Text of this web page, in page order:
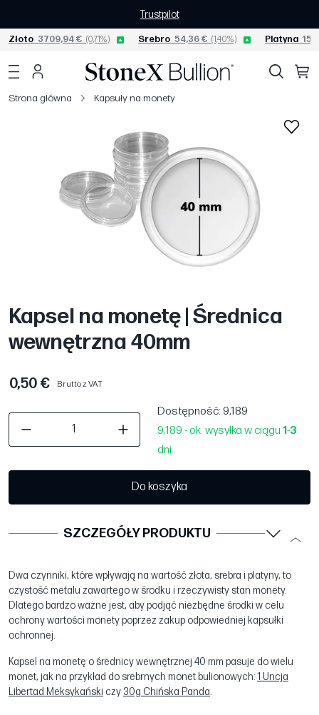
Trustpilot
Złoto 3709,94 € (0,71%) Srebro 54,36 € (1,40%) Platyna
Strona główna Kapsuły na monety
Kapsel na monetę | Średnica
wewnętrzna 40mm
0,50 € Brutto z VAT
Dostępność: 9,189
9,189 - ok. wysyłka w ciągu 1-3
dni
Do koszyka
SZCZEGÓŁY PRODUKTU
Dwa czynniki, które wpływają na wartość złota, srebra i platyny, to
czystość metalu zawartego w środku i rzeczywisty stan monety.
Dlatego bardzo ważne jest, aby podjąć niezbędne środki w celu
ochrony wartości monety poprzez zakup odpowiedniej kapsułki
ochronnej.
Kapsel na monetę o średnicy wewnętrznej 40 mm pasuje do wielu
monet, jak na przykład do srebrnych monet bulionowych: 1 Uncja
Libertad Meksykański czy 30g Chińska Panda.